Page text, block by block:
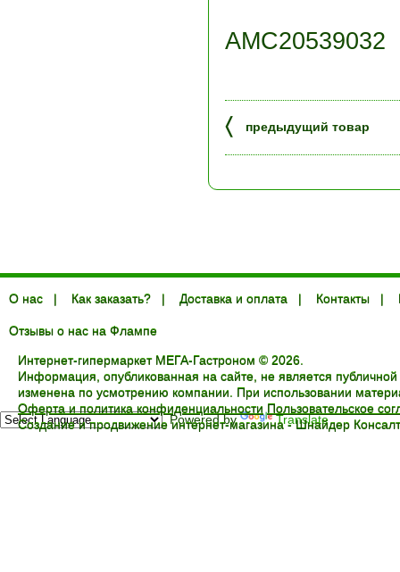
АМС20539032
〈 предыдущий товар
О нас | Как заказать? | Доставка и оплата | Контакты |
Отзывы о нас на Флампе
Интернет-гипермаркет МЕГА-Гастроном © 2026.
Информация, опубликованная на сайте, не является
изменена по усмотрению компании. При использовании
Оферта и политика конфиденциальности Пользовательское
Создание и продвижение интернет-магазина -Шнайдер
Powered by Translate